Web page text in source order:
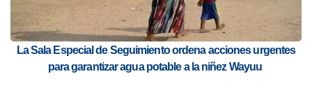
La Sala Especial de Seguimiento ordena acciones urgentes
para garantizar agua potable a la niñez Wayuu